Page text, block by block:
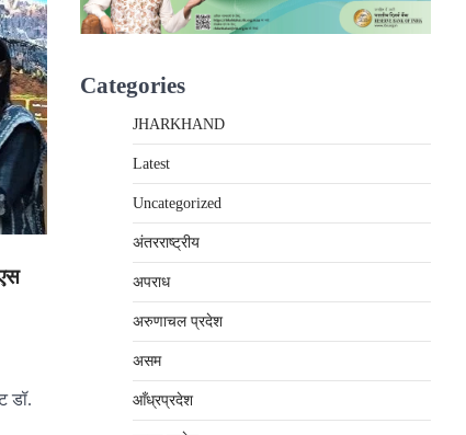
डॉ.
Categories
JHARKHAND
Latest
Uncategorized
अंतरराष्‍ट्रीय
अपराध
अरुणाचल प्रदेश
असम
आँध्रप्रदेश